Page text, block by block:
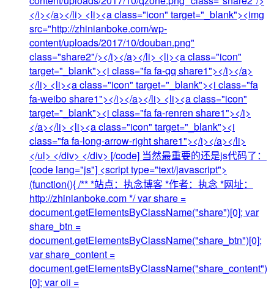
</i></a></li> <li><a class="icon" target="_blank"><img
src="http://zhinianboke.com/wp-
content/uploads/2017/10/douban.png"
class="share2"/></i></a></li> <li><a class="icon"
target="_blank"><i class="fa fa-qq share1"></i></a>
</li> <li><a class="icon" target="_blank"><i class="fa
fa-weibo share1"></i></a></li> <li><a class="icon"
target="_blank"><i class="fa fa-renren share1"></i>
</a></li> <li><a class="icon" target="_blank"><i
class="fa fa-long-arrow-right share1"></i></a></li>
</ul> </div> </div> [/code] 当然最重要的还是js代码了：
[code lang="js"] <script type="text/javascript">
(function(){ /** *站点：执念博客 *作者：执念 *网址：
http://zhinianboke.com */ var share =
document.getElementsByClassName("share")[0]; var
share_btn =
document.getElementsByClassName("share_btn")[0];
var share_content =
document.getElementsByClassName("share_content")
[0]; var oli =